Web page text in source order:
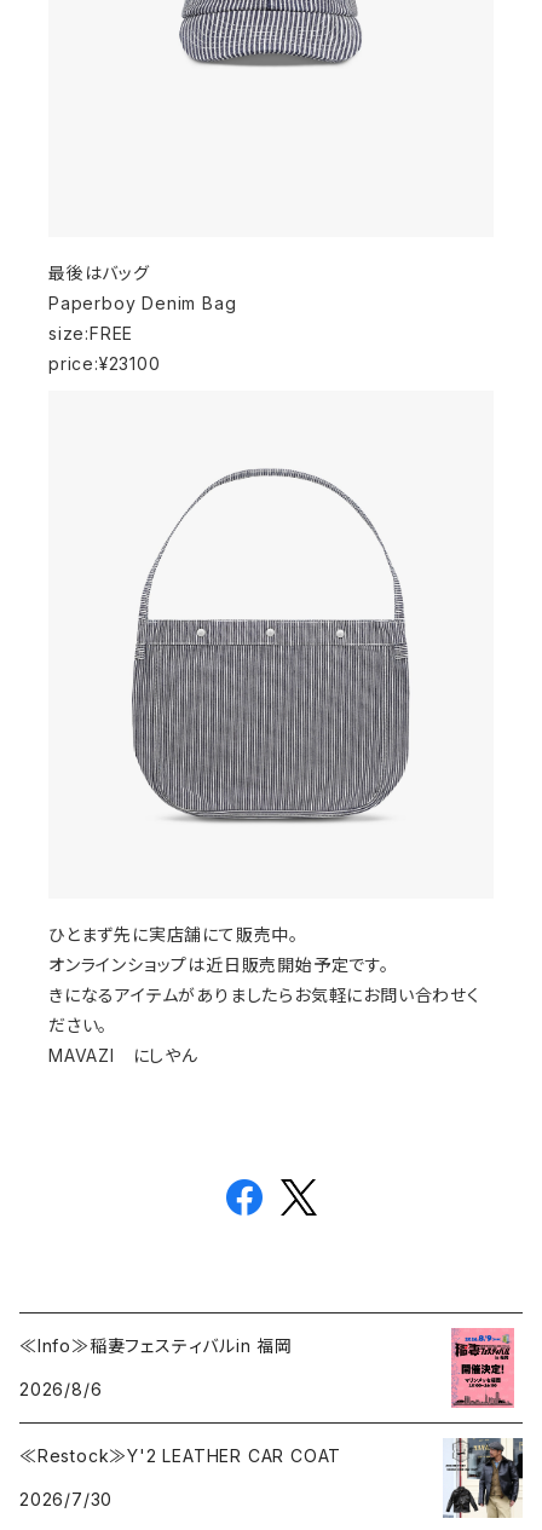
最後はバッグ
Paperboy Denim Bag
size:FREE
price:¥23100
ひとまず先に実店舗にて販売中。
オンラインショップは近日販売開始予定です。
きになるアイテムがありましたらお気軽にお問い合わせく
ださい。
MAVAZI にしやん
≪Info≫稲妻フェスティバルin 福岡
2026/8/6
≪Restock≫Y'2 LEATHER CAR COAT
2026/7/30